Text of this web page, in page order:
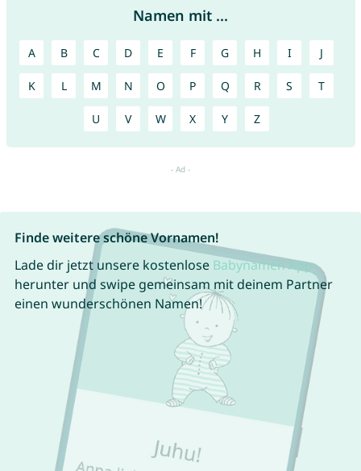
Namen mit ...
A B C D E F G H I J
K L M N O P Q R S T
U V W X Y Z
Finde weitere schöne Vornamen!
Lade dir jetzt unsere kostenlose Babynamen App
herunter und swipe gemeinsam mit deinem Partner
einen wunderschönen Namen!